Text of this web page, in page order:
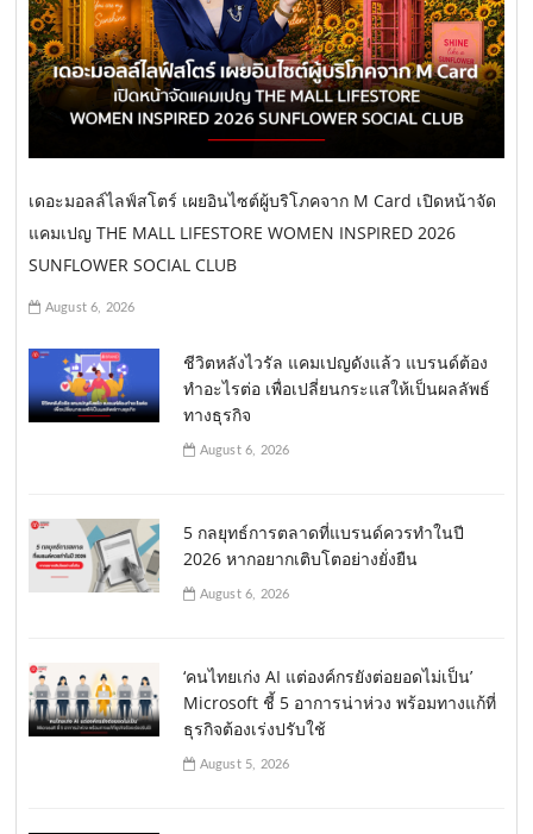
g
a
nเดอะมอลล์ไลฟ์สโตร์ เผยอินไซต์ผู้บริโภคจาก M Card เปิดหน้าจัด
แคมเปญ THE MALL LIFESTORE WOMEN INSPIRED 2026
SUNFLOWER SOCIAL CLUB
August 6, 2026
ชีวิตหลังไวรัล แคมเปญดังแล้ว แบรนด์ต้อง
ทำอะไรต่อ เพื่อเปลี่ยนกระแสให้เป็นผลลัพธ์
ทางธุรกิจ
August 6, 2026
5 กลยุทธ์การตลาดที่แบรนด์ควรทำในปี
2026 หากอยากเติบโตอย่างยั่งยืน
August 6, 2026
‘คนไทยเก่ง AI แต่องค์กรยังต่อยอดไม่เป็น’
Microsoft ชี้ 5 อาการน่าห่วง พร้อมทางแก้ที่
ธุรกิจต้องเร่งปรับใช้
August 5, 2026